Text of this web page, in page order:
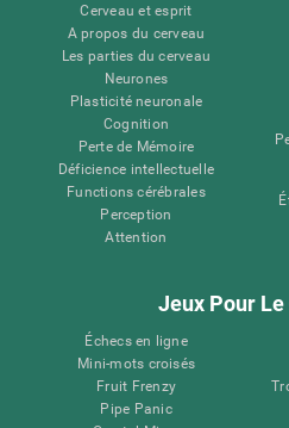
Cerveau et esprit
A propos du cerveau
Les parties du cerveau
Neurones
Plasticité neuronale
Cognition
Perte de Mémoire
Déficience intellectuelle
Functions cérébrales
Perception
Attention
Jeux Pour
Échecs en ligne
Mini-mots croisés
Fruit Frenzy
Pipe Panic